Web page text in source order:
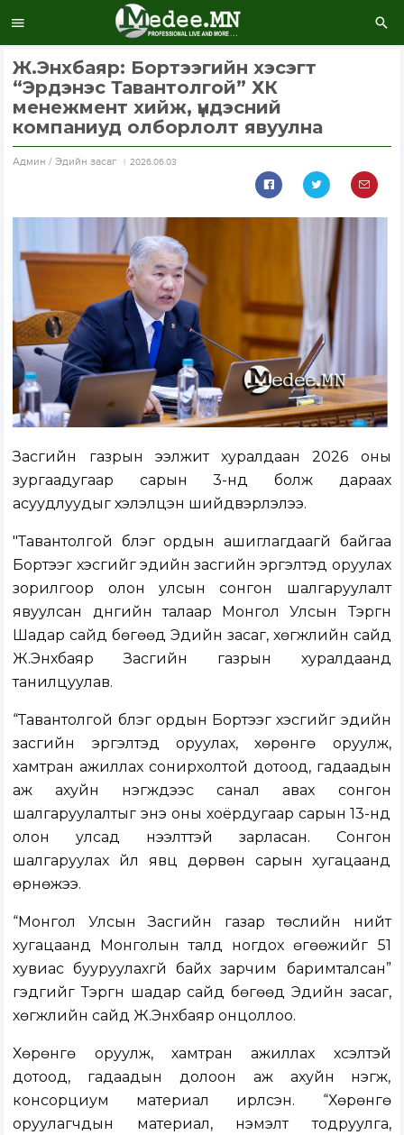
Ж.Энхбаяр: Бортээгийн хэсэгт
“Эрдэнэс Тавантолгой” ХК
менежмент хийж, үндэсний
компаниуд олборлолт явуулна
Aдмин / Эдийн засаг 2026.06.03
Засгийн газрын ээлжит хуралдаан 2026 оны
зургаадугаар сарын 3-нд болж дараах
асуудлуудыг хэлэлцэн шийдвэрлэлээ.
"Тавантолгой бүлэг ордын ашиглагдаагүй байгаа
Бортээг хэсгийг эдийн засгийн эргэлтэд оруулах
зорилгоор олон улсын сонгон шалгаруулалт
явуулсан дүнгийн талаар Монгол Улсын Тэргүүн
Шадар сайд бөгөөд Эдийн засаг, хөгжлийн сайд
Ж.Энхбаяр Засгийн газрын хуралдаанд
танилцуулав.
“Тавантолгой бүлэг ордын Бортээг хэсгийг эдийн
засгийн эргэлтэд оруулах, хөрөнгө оруулж,
хамтран ажиллах сонирхолтой дотоод, гадаадын
аж ахуйн нэгжүүдээс санал авах сонгон
шалгаруулалтыг энэ оны хоёрдугаар сарын 13-нд
олон улсад нээлттэй зарласан. Сонгон
шалгаруулах үйл явц дөрвөн сарын хугацаанд
өрнөжээ.
“Монгол Улсын Засгийн газар төслийн нийт
хугацаанд Монголын талд ногдох өгөөжийг 51
хувиас бууруулахгүй байх зарчим баримталсан”
гэдгийг Тэргүүн шадар сайд бөгөөд Эдийн засаг,
хөгжлийн сайд Ж.Энхбаяр онцоллоо.
Хөрөнгө оруулж, хамтран ажиллах хүсэлтэй
дотоод, гадаадын долоон аж ахуйн нэгж,
консорциум материал ирүүлсэн. “Хөрөнгө
оруулагчдын материал, нэмэлт тодруулга,